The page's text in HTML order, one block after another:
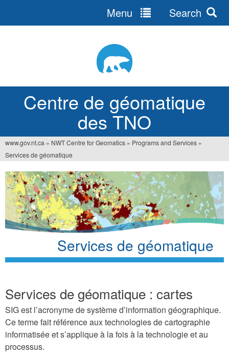
Centre de géomatique
des TNO
Menu Search
You
are
here
www.gov.nt.ca » NWT Centre for Geomatics » Programs and Services »
Services de géomatique
Services de géomatique
Services de géomatique : cartes
SIG est l’acronyme de système d’information géographique.
Ce terme fait référence aux technologies de cartographie
informatisée et s’applique à la fois à la technologie et au
processus.